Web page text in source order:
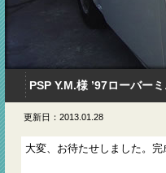
PSP Y.M.様 ’97ローバー
更新日：2013.01.28
大変、お待たせしました。完